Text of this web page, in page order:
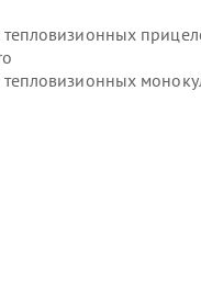
тепловизионных
тепловизионных